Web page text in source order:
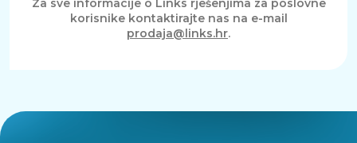
Za sve informacije o Links rješenjima za poslovne
korisnike kontaktirajte nas na e-mail
prodaja@links.hr.